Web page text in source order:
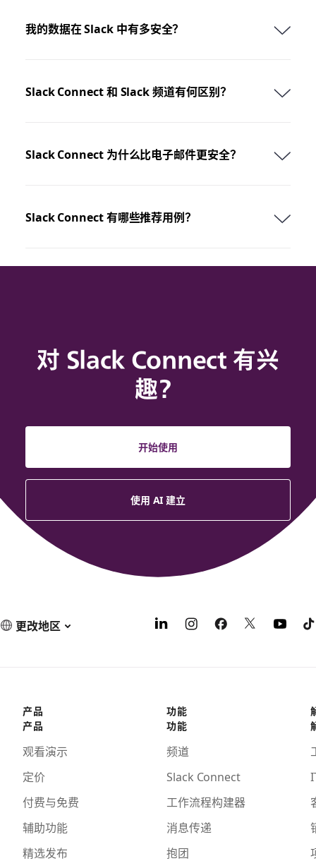
我的数据在 Slack 中有多安全？
Slack Connect 和 Slack 频道有何区别？
Slack Connect 为什么比电子邮件更安全？
Slack Connect 有哪些推荐用例？
对 Slack Connect 有兴
趣？
开始使用
使用 AI 建立
更改地区
产品
产品
观看演示
定价
付费与免费
辅助功能
精选发布
功能
功能
频道
Slack Connect
工作流程构建器
消息传递
抱团